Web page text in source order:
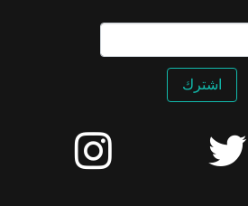
اشترك